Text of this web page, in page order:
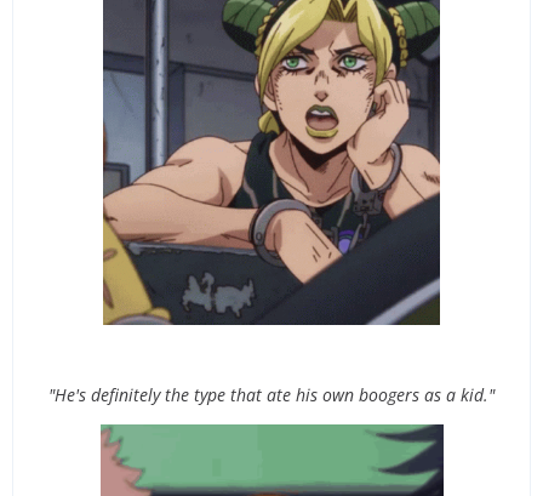
"He's definitely the type that ate his own boogers as a kid."